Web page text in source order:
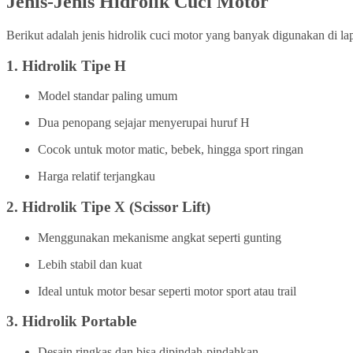
Berikut adalah jenis hidrolik cuci motor yang banyak digunakan di
1. Hidrolik Tipe H
Model standar paling umum
Dua penopang sejajar menyerupai huruf H
Cocok untuk motor matic, bebek, hingga sport ringan
Harga relatif terjangkau
2. Hidrolik Tipe X (Scissor Lift)
Menggunakan mekanisme angkat seperti gunting
Lebih stabil dan kuat
Ideal untuk motor besar seperti motor sport atau trail
3. Hidrolik Portable